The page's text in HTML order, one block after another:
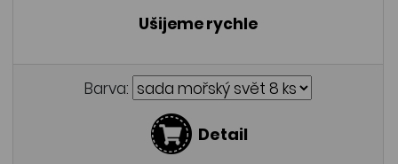
Ušijeme rychle
Barva:
Detail